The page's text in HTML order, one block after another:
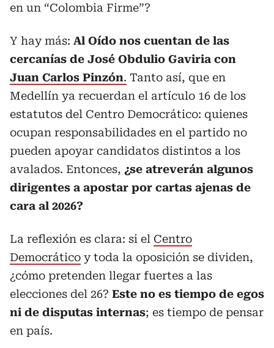
en un “Colombia Firme”?
Y hay más: Al Oído nos cuentan de las
cercanías de José Obdulio Gaviria con
Juan Carlos Pinzón. Tanto así, que en
Medellín ya recuerdan el artículo 16 de los
estatutos del Centro Democrático: quienes
ocupan responsabilidades en el partido no
pueden apoyar candidatos distintos a los
avalados. Entonces, ¿se atreverán algunos
dirigentes a apostar por cartas ajenas de
cara al 2026?
La reflexión es clara: si el Centro
Democrático y toda la oposición se dividen,
¿cómo pretenden llegar fuertes a las
elecciones del 26? Este no es tiempo de egos
ni de disputas internas; es tiempo de pensar
en país.